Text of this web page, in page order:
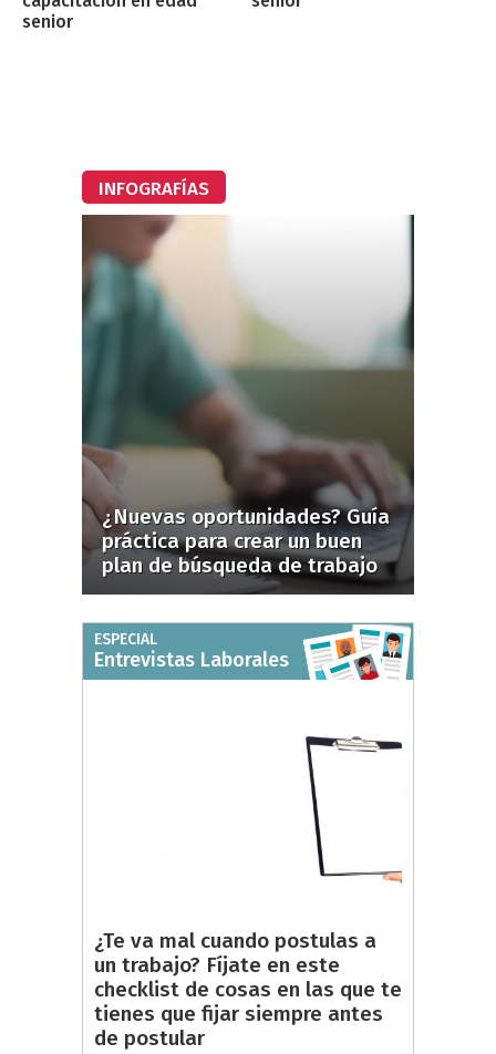
senior
INFOGRAFÍAS
¿Nuevas oportunidades? Guía
práctica para crear un buen
plan de búsqueda de trabajo
ESPECIAL
Entrevistas Laborales
¿Te va mal cuando postulas a
un trabajo? Fíjate en este
checklist de cosas en las que te
tienes que fijar siempre antes
de postular